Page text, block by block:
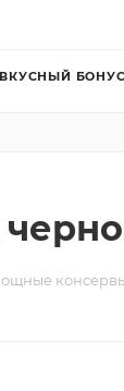
ВКУСНЫЙ БОНУС